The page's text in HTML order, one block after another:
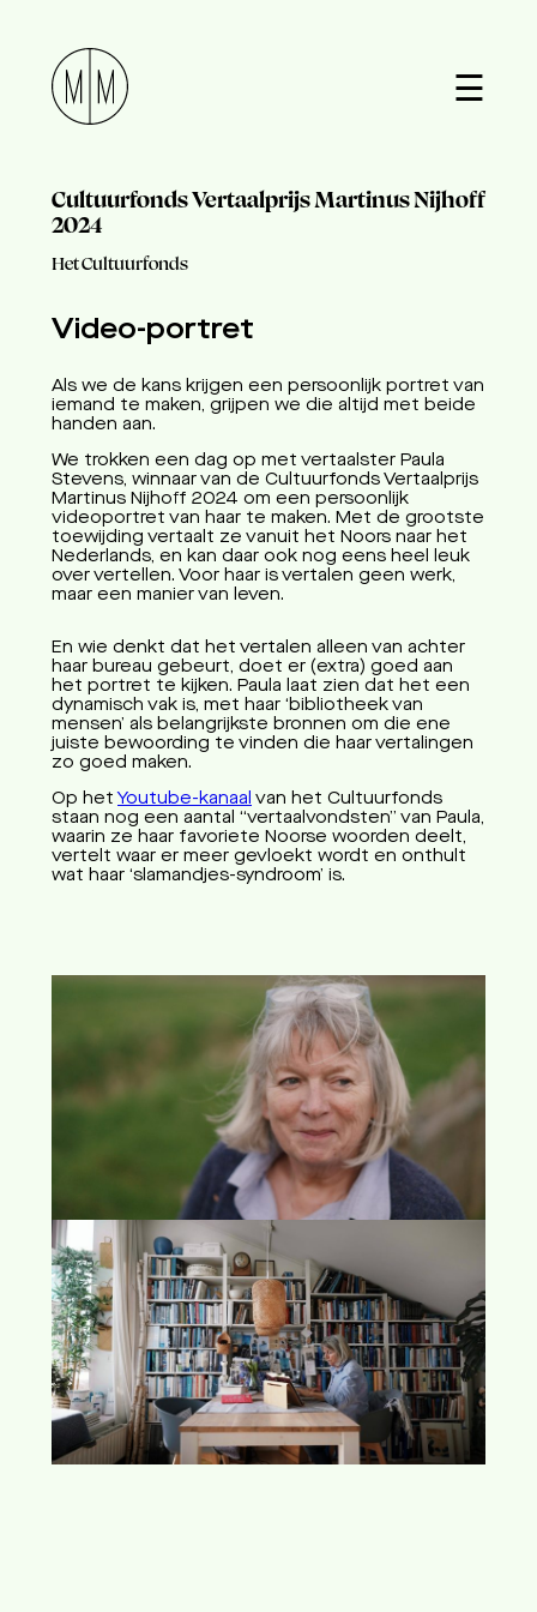
☰
Cultuurfonds Vertaalprijs Martinus Nijhoff
2024
Het Cultuurfonds
Video-portret
Als we de kans krijgen een persoonlijk portret van
iemand te maken, grijpen we die altijd met beide
handen aan.
We trokken een dag op met vertaalster Paula
Stevens, winnaar van de Cultuurfonds Vertaalprijs
Martinus Nijhoff 2024 om een persoonlijk
videoportret van haar te maken. Met de grootste
toewijding vertaalt ze vanuit het Noors naar het
Nederlands, en kan daar ook nog eens heel leuk
over vertellen. Voor haar is vertalen geen werk,
maar een manier van leven.
En wie denkt dat het vertalen alleen van achter
haar bureau gebeurt, doet er (extra) goed aan
het portret te kijken. Paula laat zien dat het een
dynamisch vak is, met haar ‘bibliotheek van
mensen’ als belangrijkste bronnen om die ene
juiste bewoording te vinden die haar vertalingen
zo goed maken.
Op hetYoutube-kanaal van het Cultuurfonds
staan nog een aantal “vertaalvondsten” van Paula,
waarin ze haar favoriete Noorse woorden deelt,
vertelt waar er meer gevloekt wordt en onthult
wat haar ‘slamandjes-syndroom’ is.